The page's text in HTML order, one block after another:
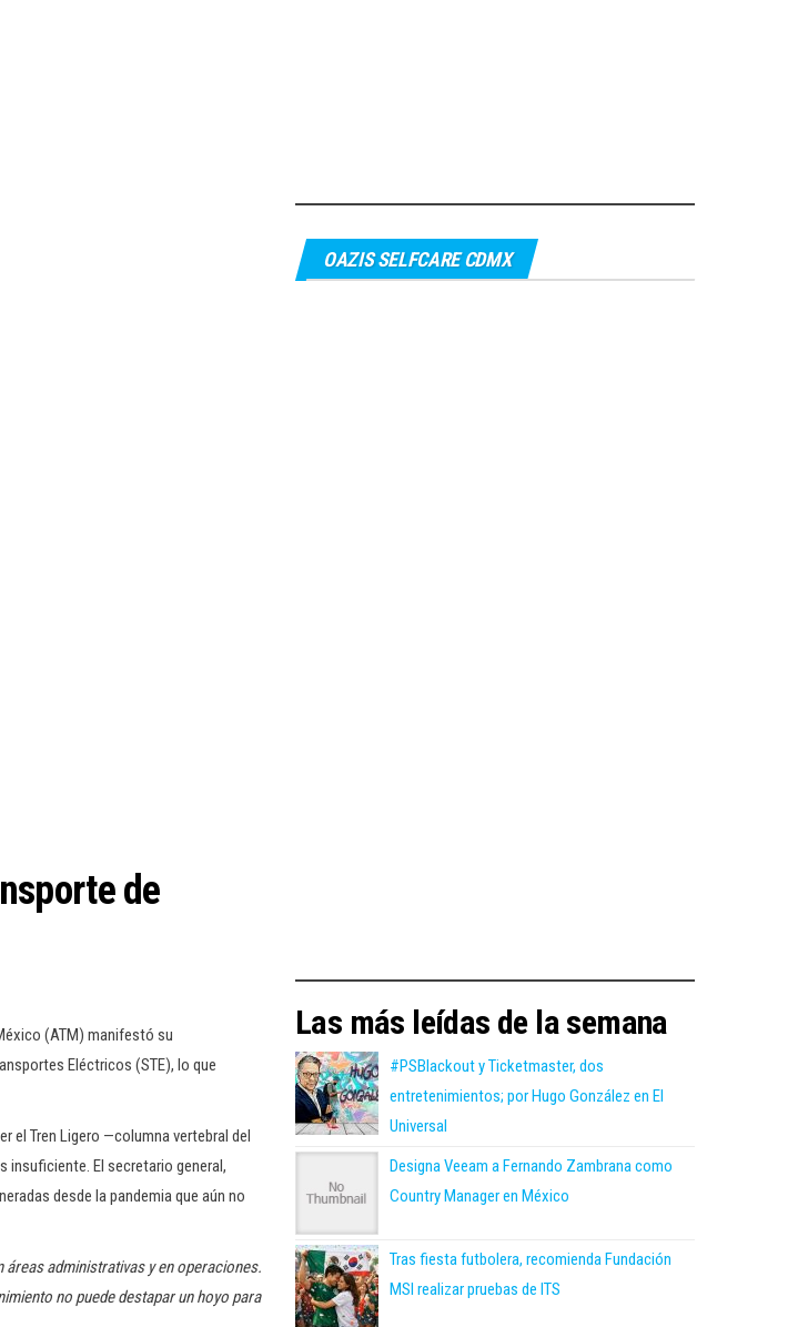
de
(ATM) manifestó su
Eléctricos (STE), lo que
el Tren Ligero —columna vertebral del
El secretario general,
desde la pandemia que aún no
áreas administrativas y en operaciones.
no puede destapar un hoyo para
OAZIS SELFCARE CDMX
Las más leídas de la semana
#PSBlackout y Ticketmaster, dos
entretenimientos; por Hugo González en El
Universal
Designa Veeam a Fernando Zambrana como
Country Manager en México
Tras fiesta futbolera, recomienda Fundación
MSI realizar pruebas de ITS